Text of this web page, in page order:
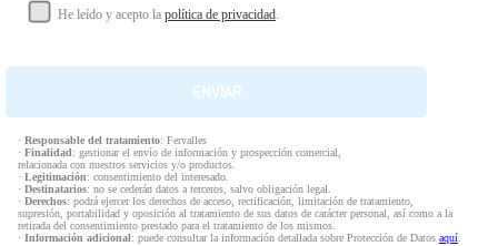
He leído y acepto la política de privacidad.
· Responsable del tratamiento: Fervalles
· Finalidad: gestionar el envío de información y prospección comercial,
relacionada con nuestros servicios y/o productos.
· Legitimación: consentimiento del interesado.
· Destinatarios: no se cederán datos a terceros, salvo obligación legal.
· Derechos: podrá ejercer los derechos de acceso, rectificación, limitación de tratamiento,
supresión, portabilidad y oposición al tratamiento de sus datos de carácter personal, así como a la
retirada del consentimiento prestado para el tratamiento de los mismos.
· Información adicional: puede consultar la información detallada sobre Protección de Datos aquí.